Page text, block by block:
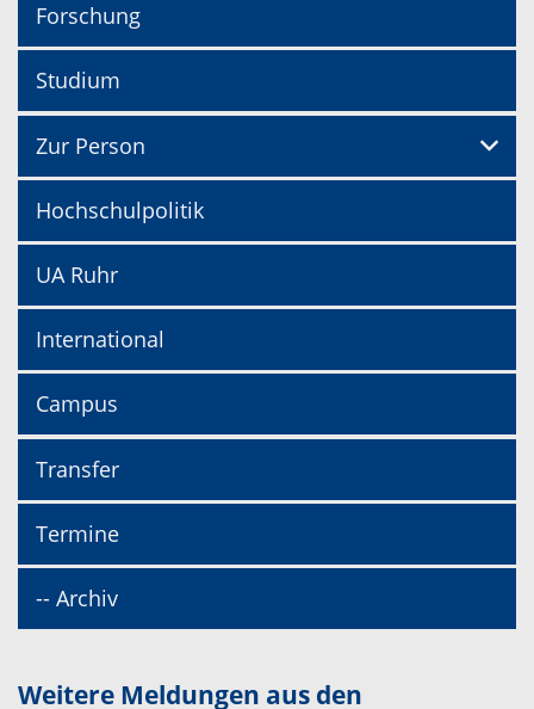
Forschung
Studium
Zur Person
Hochschulpolitik
UA Ruhr
International
Campus
Transfer
Termine
-- Archiv
Weitere Meldungen aus den